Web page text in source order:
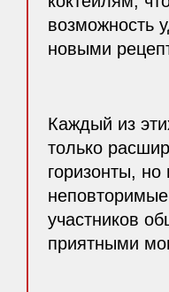
возможность
новыми
Каждый из
только
горизонты, но
участников
приятными